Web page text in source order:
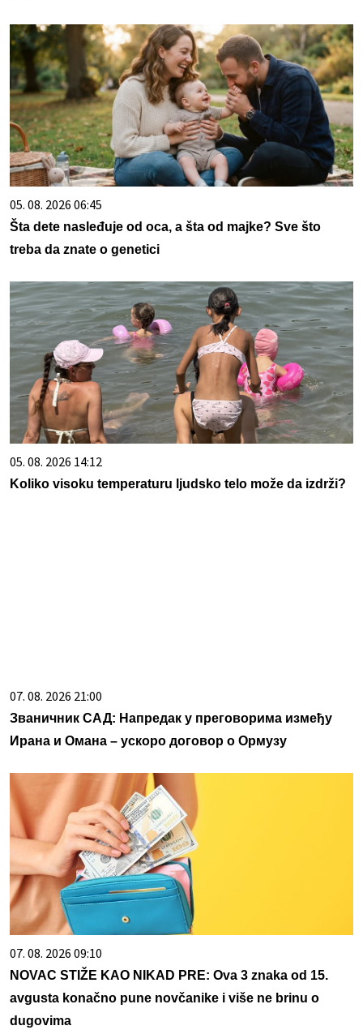
05. 08. 2026 06:45
Šta dete nasleđuje od oca, a šta od majke? Sve što
treba da znate o genetici
05. 08. 2026 14:12
Koliko visoku temperaturu ljudsko telo može da izdrži?
07. 08. 2026 21:00
Званичник САД: Напредак у преговорима између
Ирана и Омана – ускоро договор о Ормузу
07. 08. 2026 09:10
NOVAC STIŽE KAO NIKAD PRE: Ova 3 znaka od 15.
avgusta konačno pune novčanike i više ne brinu o
dugovima